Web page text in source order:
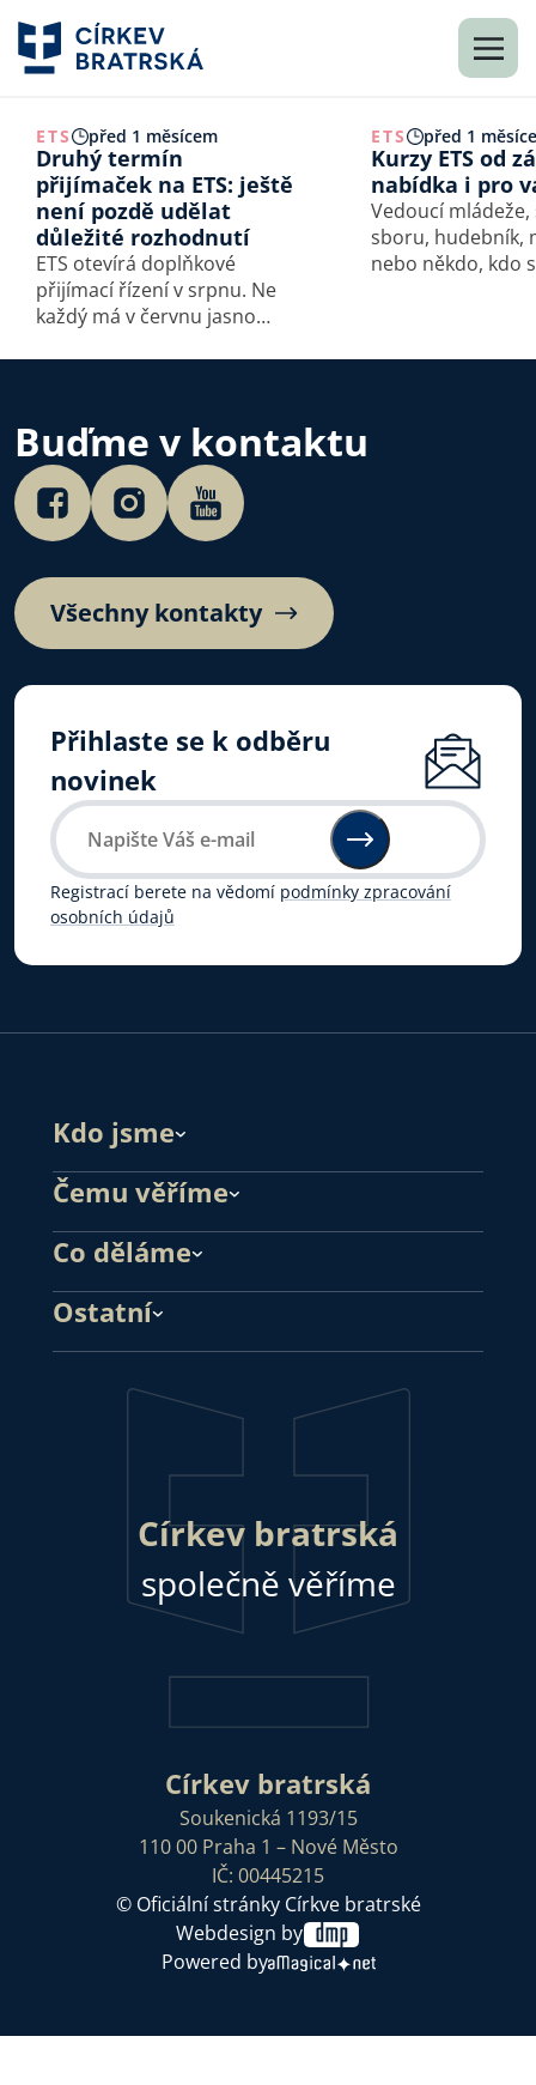
ETS před 1 měsícem
Druhý termín
přijímaček na ETS: ještě
není pozdě udělat
důležité rozhodnutí
ETS otevírá doplňkové
přijímací řízení v srpnu. Ne
každý má v červnu jasno
podobně jako naše
studentka Nina, která
původně mířila na
psychologii, ale…
ETS před 1
Kurzy ETS od
nabídka i pro
Vedoucí
sboru, hudebník,
nebo někdo, kdo
Buďme v kontaktu
Všechny kontakty
Přihlaste se k odběru
novinek
Registrací berete na vědomí podmínky zpracování
osobních údajů
Kdo jsme
Čemu věříme
Co děláme
Ostatní
Církev bratrská
společně věříme
Církev bratrská
Soukenická 1193/15
110 00 Praha 1 – Nové Město
IČ: 00445215
© Oficiální stránky Církve bratrské
Webdesign by
Powered by